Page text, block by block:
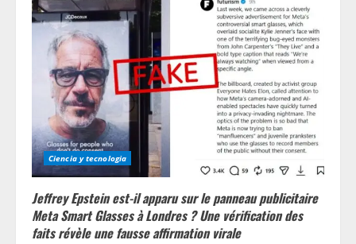
R
i
n
g
Ciencia y tecnologia
Jeffrey Epstein est-il apparu sur le panneau publicitaire
Meta Smart Glasses à Londres ? Une vérification des
faits révèle une fausse affirmation virale